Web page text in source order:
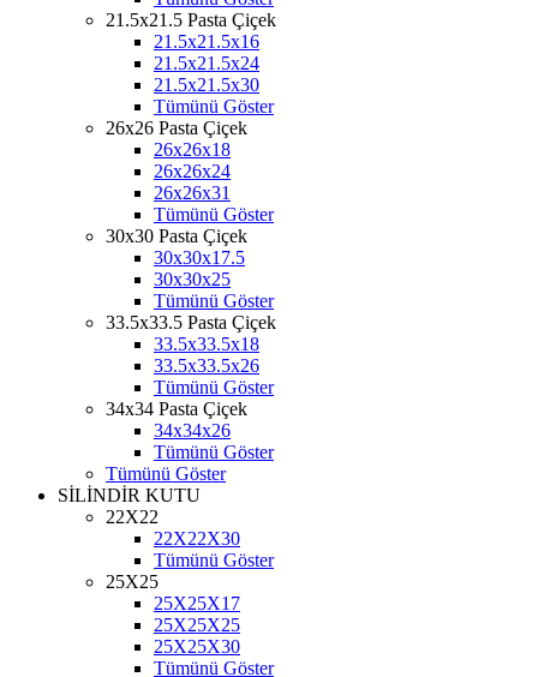
21.5x21.5 Pasta Çiçek
21.5x21.5x16
21.5x21.5x24
21.5x21.5x30
Tümünü Göster
26x26 Pasta Çiçek
26x26x18
26x26x24
26x26x31
Tümünü Göster
30x30 Pasta Çiçek
30x30x17.5
30x30x25
Tümünü Göster
33.5x33.5 Pasta Çiçek
33.5x33.5x18
33.5x33.5x26
Tümünü Göster
34x34 Pasta Çiçek
34x34x26
Tümünü Göster
Tümünü Göster
SİLİNDİR KUTU
22X22
22X22X30
Tümünü Göster
25X25
25X25X17
25X25X25
25X25X30
Tümünü Göster